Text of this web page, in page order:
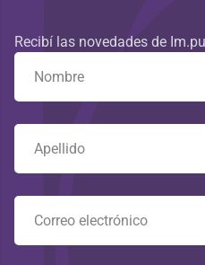
Recibí las novedades de